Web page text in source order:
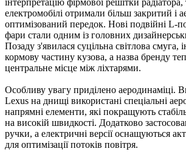
інтерпретацію фірмової решітки радіатора,
електромобілі отримали більш закритий і
оптимізований передок. Нові подвійні L-
фари стали одним із головних
Позаду з'явилася суцільна світлова смуга,
кормову частину кузова, а назва бренду
центральне місце між ліхтарями.
Особливу увагу приділено аеродинаміці.
Lexus на днищі використані спеціальні
напрямні елементи, які покращують
на високій швидкості. Додатково
ручки, а електричні версії оснащуються
для оптимізації потоків повітря.